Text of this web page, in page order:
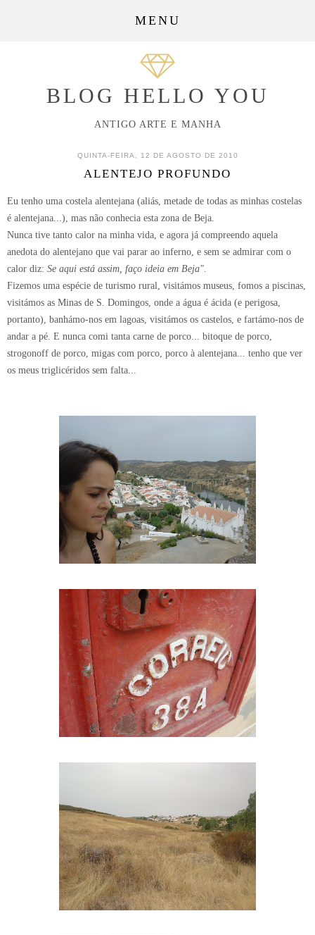
MENU
BLOG HELLO YOU
ANTIGO ARTE E MANHA
QUINTA-FEIRA, 12 DE AGOSTO DE 2010
ALENTEJO PROFUNDO
Eu tenho uma costela alentejana (aliás, metade de todas as minhas costelas
é alentejana...), mas não conhecia esta zona de Beja.
Nunca tive tanto calor na minha vida, e agora já compreendo aquela
anedota do alentejano que vai parar ao inferno, e sem se admirar com o
calor diz: Se aqui está assim, faço ideia em Beja".
Fizemos uma espécie de turismo rural, visitámos museus, fomos a piscinas,
visitámos as Minas de S. Domingos, onde a água é ácida (e perigosa,
portanto), banhámo-nos em lagoas, visitámos os castelos, e fartámo-nos de
andar a pé. E nunca comi tanta carne de porco... bitoque de porco,
strogonoff de porco, migas com porco, porco à alentejana... tenho que ver
os meus triglicéridos sem falta...